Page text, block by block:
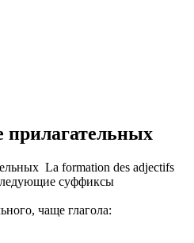
прилагательных
La formation des adjectifs
суффиксы
чаще глагола: